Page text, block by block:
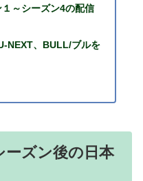
～シーズン4の配信
NEXT、BULL/ブルを
ーズン後の日本